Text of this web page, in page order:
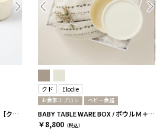
調理ができる器 9° U150 / 白無垢［クド］
クド Elodie
お食事エプロン ベビー食器
BABY TABLE WARE BOX / ボウルＭ＋お食事エプロン / 白無垢
￥8,800 （税込）